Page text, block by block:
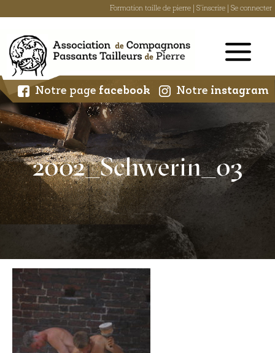
Formation taille de pierre S'inscrire Se connecter
content
Notre page facebook Notre instagram
2002_Schwerin_03